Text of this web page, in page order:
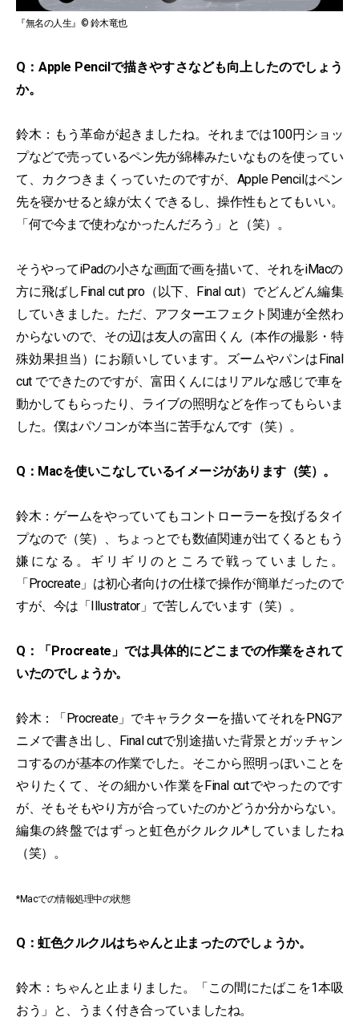
『無名の人生』© 鈴木竜也
Q：Apple Pencilで描きやすさなども向上したのでしょう
か。
鈴木：もう革命が起きましたね。それまでは100円ショッ
プなどで売っているペン先が綿棒みたいなものを使ってい
て、カクつきまくっていたのですが、Apple Pencilはペン
先を寝かせると線が太くできるし、操作性もとてもいい。
「何で今まで使わなかったんだろう」と（笑）。
そうやってiPadの小さな画面で画を描いて、それをiMacの
方に飛ばしFinal cut pro（以下、Final cut）でどんどん編集
していきました。ただ、アフターエフェクト関連が全然わ
からないので、その辺は友人の富田くん（本作の撮影・特
殊効果担当）にお願いしています。ズームやパンはFinal
cut でできたのですが、富田くんにはリアルな感じで車を
動かしてもらったり、ライブの照明などを作ってもらいま
した。僕はパソコンが本当に苦手なんです（笑）。
Q：Macを使いこなしているイメージがあります（笑）。
鈴木：ゲームをやっていてもコントローラーを投げるタイ
プなので（笑）、ちょっとでも数値関連が出てくるともう
嫌になる。ギリギリのところで戦っていました。
「Procreate」は初心者向けの仕様で操作が簡単だったので
すが、今は「Illustrator」で苦しんでいます（笑）。
Q：「Procreate」では具体的にどこまでの作業をされて
いたのでしょうか。
鈴木：「Procreate」でキャラクターを描いてそれをPNGア
ニメで書き出し、Final cutで別途描いた背景とガッチャン
コするのが基本の作業でした。そこから照明っぽいことを
やりたくて、その細かい作業をFinal cutでやったのです
が、そもそもやり方が合っていたのかどうか分からない。
編集の終盤ではずっと虹色がクルクル*していましたね
（笑）。
*Macでの情報処理中の状態
Q：虹色クルクルはちゃんと止まったのでしょうか。
鈴木：ちゃんと止まりました。「この間にたばこを1本吸
おう」と、うまく付き合っていましたね。